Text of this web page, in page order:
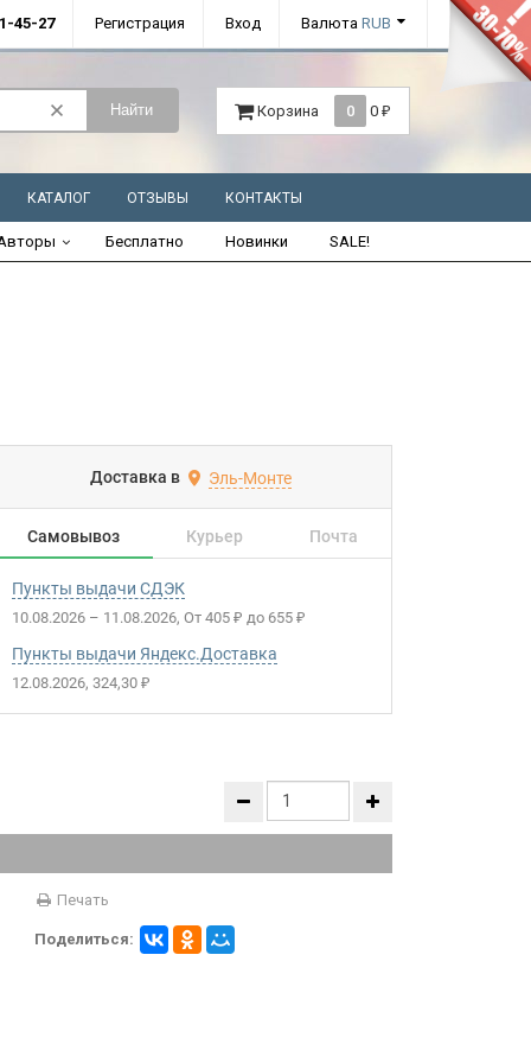
45-27 Регистрация Вход Валюта RUB
Найти Корзина 0 0 ₽
КАТАЛОГ ОТЗЫВЫ КОНТАКТЫ
Бесплатно Новинки SALE!
Доставка в Эль-Монте
Самовывоз Курьер Почта
Пункты выдачи СДЭК
10.08.2026 – 11.08.2026 От 405₽ до 655₽
Пункты выдачи Яндекс.Доставка
12.08.2026 324,30₽
Печать
Поделиться: